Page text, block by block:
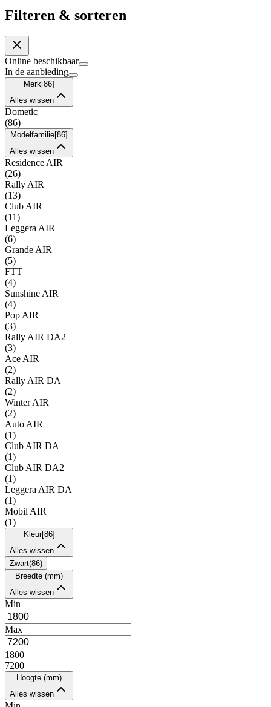
Filteren & sorteren
Online beschikbaar
In de aanbieding
Merk [86]
Alles wissen
Dometic
(86)
Modelfamilie[86]
Alles wissen
Residence AIR
(26)
Rally AIR
(13)
Club AIR
(11)
Leggera AIR
(6)
Grande AIR
(5)
FTT
(4)
Sunshine AIR
(4)
Pop AIR
(3)
Rally AIR DA2
(3)
Ace AIR
(2)
Rally AIR DA
(2)
Winter AIR
(2)
Auto AIR
(1)
Club AIR DA
(1)
Club AIR DA2
(1)
Leggera AIR DA
(1)
Mobil AIR
(1)
Kleur[86]
Alles wissen
Zwart(86)
Breedte (mm)
Alles wissen
Min
Max
1800
7200
Hoogte (mm)
Alles wissen